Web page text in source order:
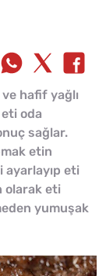
hafif yağlı
oda
sağlar.
etin
eti
olarak eti
yumuşak